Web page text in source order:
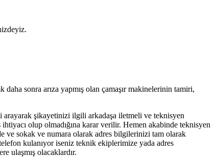
sonra arıza yapmış olan çamaşır makinelerinin tamiri,
şikayetinizi ilgili arkadaşa iletmeli ve teknisyen
olup olmadığına karar verilir. Hemen akabinde teknisyen
ve sokak ve numara olarak adres bilgilerinizi tam olarak
kulanıyor iseniz teknik ekiplerimize yada adres
ulaşmış olacaklardır.